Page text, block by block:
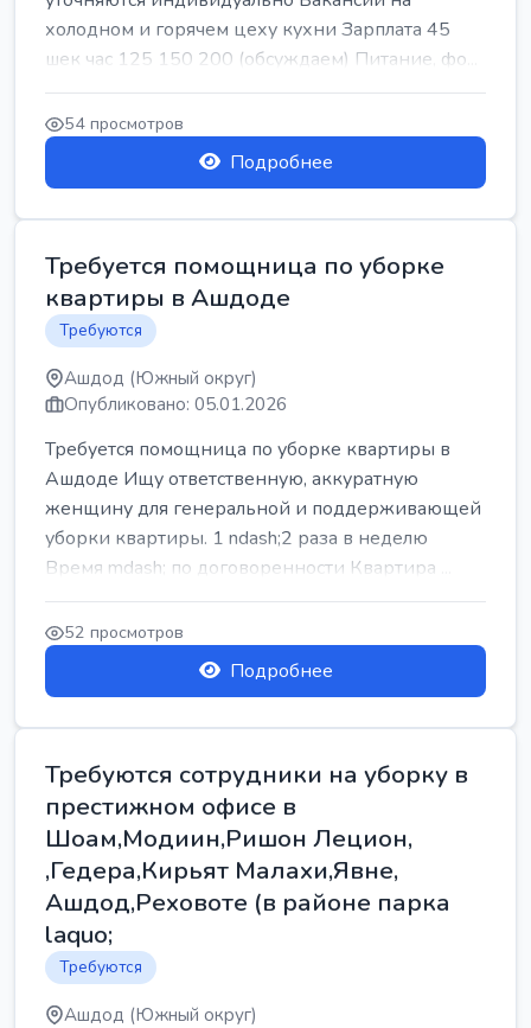
холодном и горячем цеху кухни Зарплата 45
шек час 125 150 200 (обсуждаем) Питание, фо...
54 просмотров
Подробнее
Требуется помощница по уборке
квартиры в Ашдоде
Требуются
Ашдод (Южный округ)
Опубликовано: 05.01.2026
Требуется помощница по уборке квартиры в
Ашдоде Ищу ответственную, аккуратную
женщину для генеральной и поддерживающей
уборки квартиры. 1 ndash;2 раза в неделю
Время mdash; по договоренности Квартира ...
52 просмотров
Подробнее
Требуются сотрудники на уборку в
престижном офисе в
Шоам,Модиин,Ришон Лецион,
,Гедера,Кирьят Малахи,Явне,
Ашдод,Реховоте (в районе парка
laquo;
Требуются
Ашдод (Южный округ)